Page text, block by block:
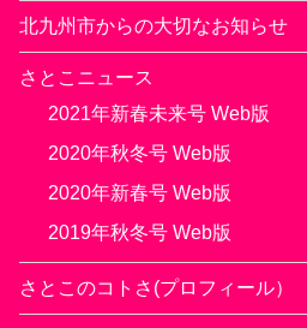
北九州市からの大切なお知らせ
さとこニュース
2021年新春未来号 Web版
2020年秋冬号 Web版
2020年新春号 Web版
2019年秋冬号 Web版
さとこのコトさ(プロフィール）